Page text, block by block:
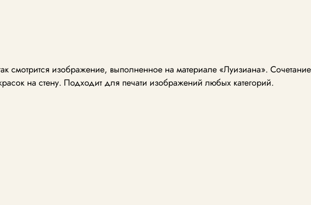
смотрится изображение, выполненное на материале «Луизиана».
на стену. Подходит для печати изображений любых категорий.